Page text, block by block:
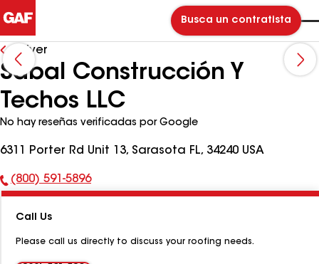
Busca un contratista
Volver
Sabal Construcción Y
Techos LLC
No hay reseñas verificadas por Google
6311 Porter Rd Unit 13, Sarasota FL, 34240 USA
Número
teléfono:
(800) 591-5896
Call Us
Please call us directly to discuss your roofing needs.